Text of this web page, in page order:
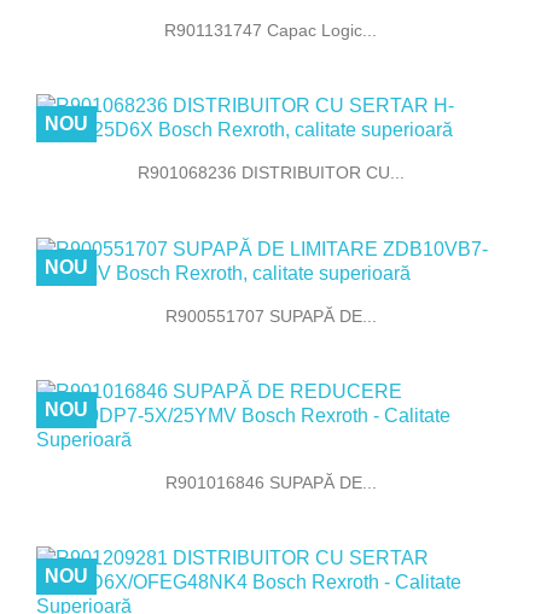
R901131747 Capac Logic...
R901068236 DISTRIBUITOR CU...
NOU
R900551707 SUPAPĂ DE...
NOU
R901016846 SUPAPĂ DE...
NOU
NOU